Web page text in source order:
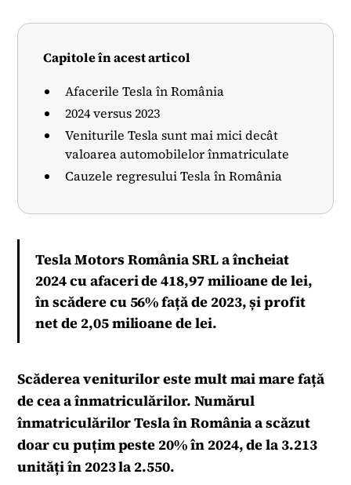
Capitole în acest articol
Afacerile Tesla în România
2024 versus 2023
Veniturile Tesla sunt mai mici decât
valoarea automobilelor înmatriculate
Cauzele regresului Tesla în România
Tesla Motors România SRL a încheiat
2024 cu afaceri de 418,97 milioane de lei,
în scădere cu 56% față de 2023, și profit
net de 2,05 milioane de lei.
Scăderea veniturilor este mult mai mare față
de cea a înmatriculărilor. Numărul
înmatriculărilor Tesla în România a scăzut
doar cu puțim peste 20% în 2024, de la 3.213
unități în 2023 la 2.550.